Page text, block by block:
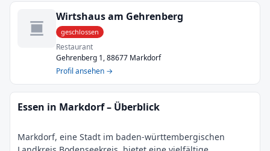
Wirtshaus am Gehrenberg
geschlossen
Restaurant
Gehrenberg 1, 88677 Markdorf
Profil ansehen →
Essen in Markdorf – Überblick
Markdorf, eine Stadt im baden-württembergischen